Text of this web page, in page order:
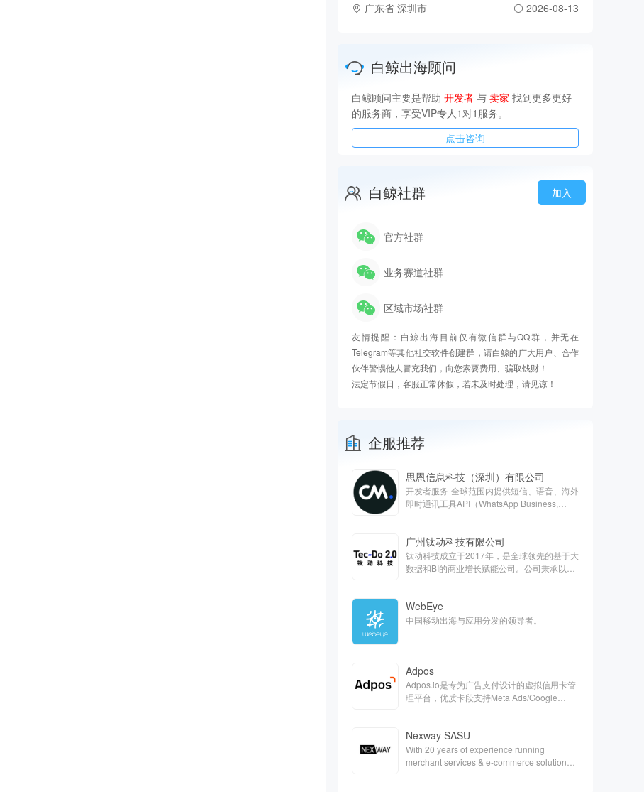
广东省 深圳市
2026-08-13
白鲸出海顾问
白鲸顾问主要是帮助 开发者 与 卖家 找到更多更好
的服务商，享受VIP专人1对1服务。
点击咨询
白鲸社群 加入
官方社群
业务赛道社群
区域市场社群
友情提醒：白鲸出海目前仅有微信群与QQ群，并无在
Telegram等其他社交软件创建群，请白鲸的广大用户、合作
伙伴警惕他人冒充我们，向您索要费用、骗取钱财！
法定节假日，客服正常休假，若未及时处理，请见谅！
企服推荐
思恩信息科技（深圳）有限公司
开发者服务-全球范围内提供短信、语音、海外
即时通讯工具API（WhatsApp Business,
广州钛动科技有限公司
钛动科技成立于2017年，是全球领先的基于大
数据和BI的商业增长赋能公司。公司秉承以服
客户的一站式平台。
WebEye
中国移动出海与应用分发的领导者。
Adpos
Adpos.io是专为广告支付设计的虚拟信用卡管
理平台，优质卡段支持Meta Ads/Google
Nexway SASU
With 20 years of experience running
merchant services & e-commerce solutions,